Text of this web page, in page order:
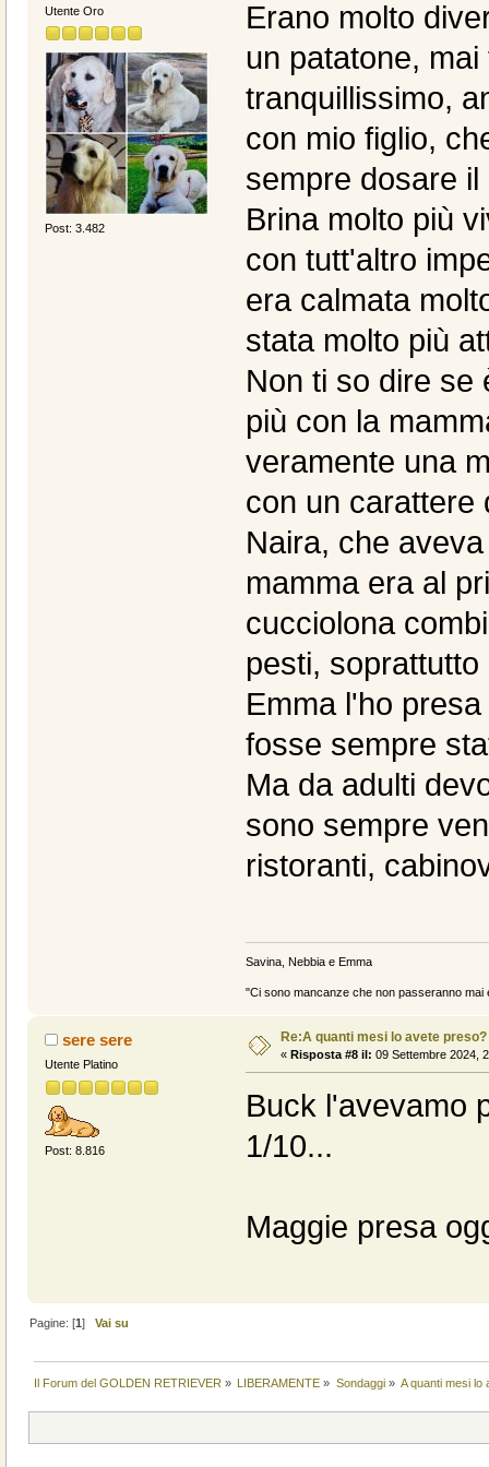
Utente Oro
Post: 3.482
Erano molto
un patatone,
tranquillissimo,
con mio figlio,
sempre dosare
Brina molto più
con tutt'altro
era calmata
stata molto più
Non ti so dire se
più con la
veramente una
con un carattere
Naira, che
mamma era al
cucciolona
pesti, soprattutto
Emma l'ho
fosse sempre
Ma da adulti
sono sempre
ristoranti,
Savina, Nebbia e Emma
"Ci sono mancanze che non passeranno
sere sere
Utente Platino
Post: 8.816
Re:A quanti mesi lo avete preso?
« Risposta #8 il: 09 Settembre 2024,
Buck l'avevamo
1/10...
Maggie presa
Pagine: [1]Vai su
Il Forum del GOLDEN RETRIEVER » LIBERAMENTE » Sondaggi» A quanti mesi